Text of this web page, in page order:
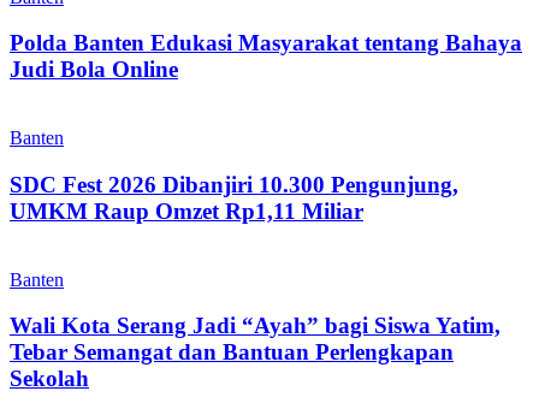
Polda Banten Edukasi Masyarakat tentang Bahaya
Judi Bola Online
Banten
SDC Fest 2026 Dibanjiri 10.300 Pengunjung,
UMKM Raup Omzet Rp1,11 Miliar
Banten
Wali Kota Serang Jadi “Ayah” bagi Siswa Yatim,
Tebar Semangat dan Bantuan Perlengkapan
Sekolah